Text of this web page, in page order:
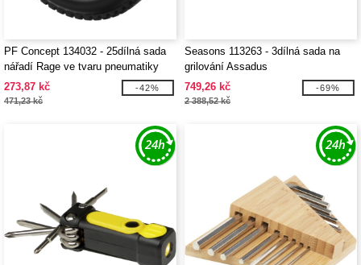
PF Concept 134032 - 25dílná sada
nářadí Rage ve tvaru pneumatiky
273,87 kč
471,23 kč
-42%
Seasons 113263 - 3dílná sada na
grilování Assadus
749,26 kč
2 388,52 kč
-69%